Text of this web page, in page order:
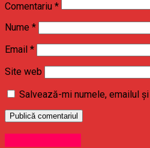
Comentariu *
Nume *
Email *
Site web
Salvează-mi numele, emailul